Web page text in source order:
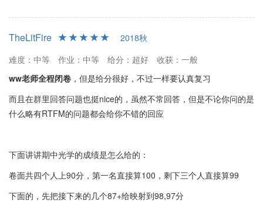
部分同学反映课程PPT较为乏味且教学节奏较快，建议课后自学加
强理解。总体而言，这门课是对物理基础知识的良好补充，同时也
TheLitFire
2018秋
难度：中等
作业：中等 给分：超好
收获：一般
ww老师全程闭卷 ，但是给分很好，不过一样要认真复习
而且在群里回答问题也挺nice的，虽然不常回答，但是不论你问的是
什么略有RTFM的问题都会给你不错的回应
下面讲讲期中光学的成绩是怎么给的：
卷面共四个人上90分，第一名直接算100，剩下三个人直接算99
下面的，先把接下来的几个87+给映射到98,97分